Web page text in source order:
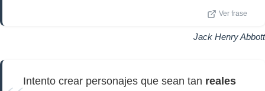
Ver frase
Jack Henry Abbott
Intento crear personajes que sean tan reales